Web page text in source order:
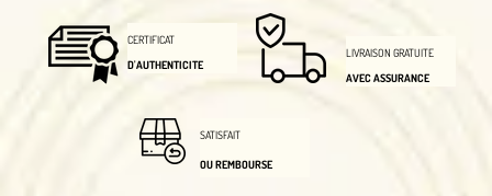
CERTIFICAT
D'AUTHENTICITE
LIVRAISON GRATUITE
AVEC ASSURANCE
SATISFAIT
OU REMBOURSE